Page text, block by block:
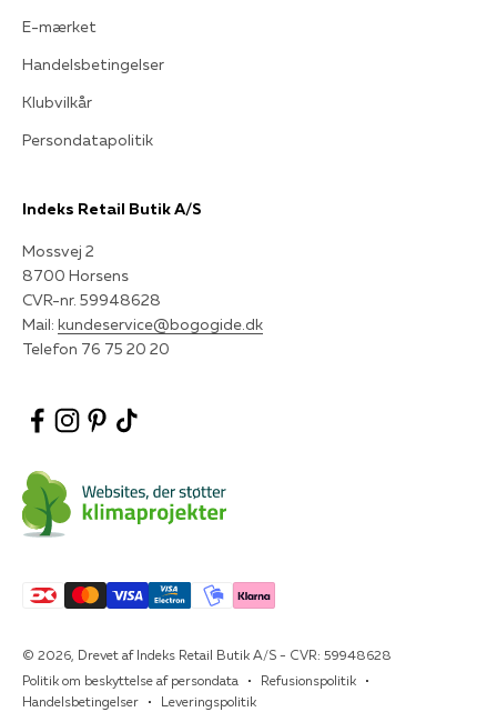
E-mærket
Handelsbetingelser
Klubvilkår
Persondatapolitik
Indeks Retail Butik A/S
Mossvej 2
8700 Horsens
CVR-nr. 59948628
Mail: kundeservice@bogogide.dk
Telefon 76 75 20 20
© 2026, Drevet af Indeks Retail Butik A/S - CVR: 59948628
Politik om beskyttelse af persondata
Refusionspolitik
Handelsbetingelser
Leveringspolitik